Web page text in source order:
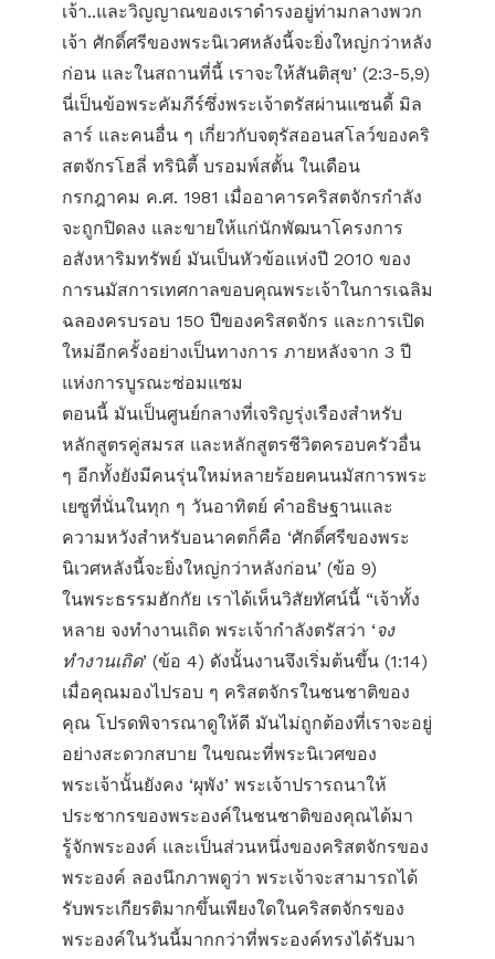
เจ้า..และวิญญาณของเราดำรงอยู่ท่ามกลางพวก
เจ้า ศักดิ์ศรีของพระนิเวศหลังนี้จะยิ่งใหญ่กว่าหลัง
ก่อน และในสถานที่นี้ เราจะให้สันติสุข’ (2:3-5,9)
นี่เป็นข้อพระคัมภีร์ซึ่งพระเจ้าตรัสผ่านแซนดี้ มิล
ลาร์ และคนอื่น ๆ เกี่ยวกับจตุรัสออนสโลว์ของคริ
สตจักรโฮลี่ ทรินิตี้ บรอมพ์สตั้น ในเดือน
กรกฎาคม ค.ศ. 1981 เมื่ออาคารคริสตจักรกำลัง
จะถูกปิดลง และขายให้แก่นักพัฒนาโครงการ
อสังหาริมทรัพย์ มันเป็นหัวข้อแห่งปี 2010 ของ
การนมัสการเทศกาลขอบคุณพระเจ้าในการเฉลิม
ฉลองครบรอบ 150 ปีของคริสตจักร และการเปิด
ใหม่อีกครั้งอย่างเป็นทางการ ภายหลังจาก 3 ปี
แห่งการบูรณะซ่อมแซม
ตอนนี้ มันเป็นศูนย์กลางที่เจริญรุ่งเรืองสำหรับ
หลักสูตรคู่สมรส และหลักสูตรชีวิตครอบครัวอื่น
ๆ อีกทั้งยังมีคนรุ่นใหม่หลายร้อยคนนมัสการพระ
เยซูที่นั่นในทุก ๆ วันอาทิตย์ คำอธิษฐานและ
ความหวังสำหรับอนาคตก็คือ ‘ศักดิ์ศรีของพระ
นิเวศหลังนี้จะยิ่งใหญ่กว่าหลังก่อน’ (ข้อ 9)
ในพระธรรมฮักกัย เราได้เห็นวิสัยทัศน์นี้ “เจ้าทั้ง
หลาย จงทำงานเถิด พระเจ้ากำลังตรัสว่า ‘จง
ทำงานเถิด’ (ข้อ 4) ดังนั้นงานจึงเริ่มต้นขึ้น (1:14)
เมื่อคุณมองไปรอบ ๆ คริสตจักรในชนชาติของ
คุณ โปรดพิจารณาดูให้ดี มันไม่ถูกต้องที่เราจะอยู่
อย่างสะดวกสบาย ในขณะที่พระนิเวศของ
พระเจ้านั้นยังคง ‘ผุพัง’ พระเจ้าปรารถนาให้
ประชากรของพระองค์ในชนชาติของคุณได้มา
รู้จักพระองค์ และเป็นส่วนหนึ่งของคริสตจักรของ
พระองค์ ลองนึกภาพดูว่า พระเจ้าจะสามารถได้
รับพระเกียรติมากขึ้นเพียงใดในคริสตจักรของ
พระองค์ในวันนี้มากกว่าที่พระองค์ทรงได้รับมา